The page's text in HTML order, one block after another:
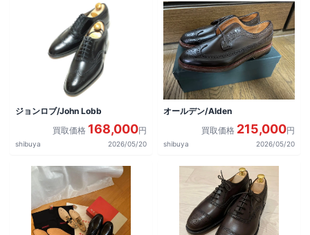
ジョンロブ/John Lobb
買取価格 168,000円
shibuya 2026/05/20
オールデン/Alden
買取価格 215,000円
shibuya 2026/05/20